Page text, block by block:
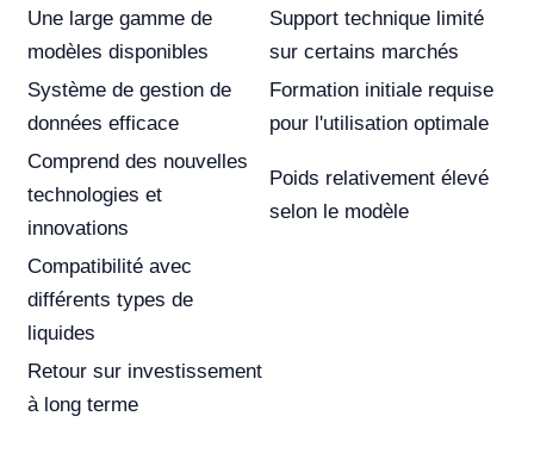
Une large gamme de
modèles disponibles
Support technique limité
sur certains marchés
Système de gestion de
données efficace
Formation initiale requise
pour l'utilisation optimale
Comprend des nouvelles
technologies et
innovations
Poids relativement élevé
selon le modèle
Compatibilité avec
différents types de
liquides
Retour sur investissement
à long terme